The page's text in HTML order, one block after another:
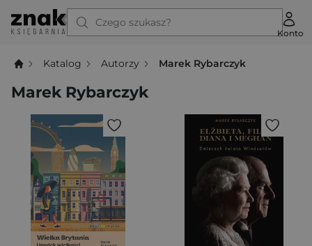
Czego szukasz?
Konto
Katalog Autorzy Marek Rybarczyk
Marek Rybarczyk